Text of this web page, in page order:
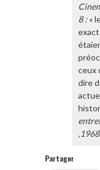
8 : «
ceux
dire
,1968
Partager